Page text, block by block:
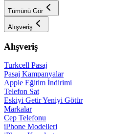
Tümünü Gör
Alışveriş
Alışveriş
Turkcell Pasaj
Pasaj Kampanyalar
Apple Eğitim İndirimi
Telefon Sat
Eskiyi Getir Yeniyi Götür
Markalar
Cep Telefonu
iPhone Modelleri